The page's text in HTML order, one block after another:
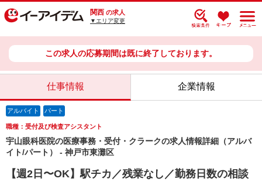
関西 の求人
▼エリア変更
この求人の応募期間は既に終了しております。
仕事情報 企業情報
アルバイト パート
職種：受付及び検査アシスタント
宇山眼科医院の医療事務・受付・クラークの求人情報詳細（アルバ
イト/パート） - 神戸市東灘区
【週2日〜OK】駅チカ／残業なし／勤務日数の相談